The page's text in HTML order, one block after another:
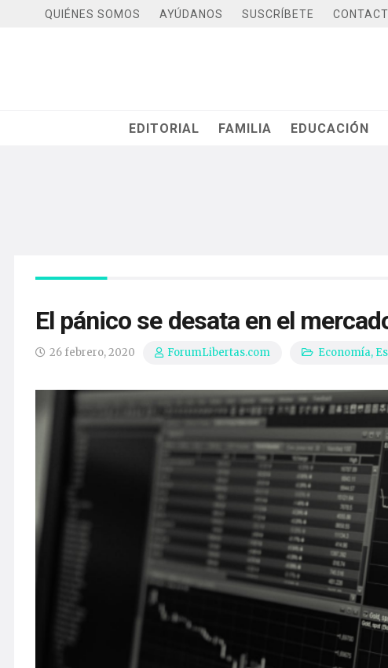
QUIÉNES SOMOS AYÚDANOS SUSCRÍBETE
EDITORIAL FAMILIA EDUCACIÓN
El pánico se desata en el
26 febrero, 2020 ForumLibertas.com Economía,